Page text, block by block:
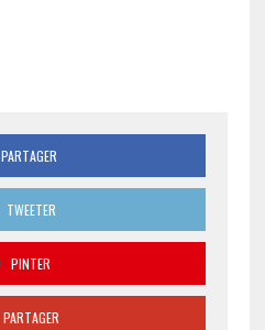
PARTAGER
TWEETER
PINTER
PARTAGER